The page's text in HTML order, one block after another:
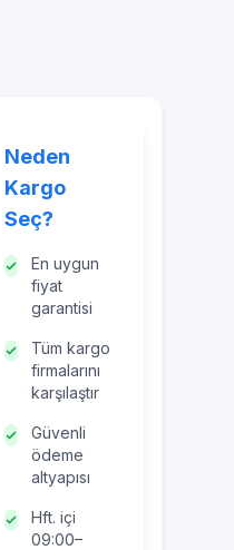
Neden
Kargo
Seç?
En uygun
fiyat
garantisi
Tüm kargo
firmalarını
karşılaştır
Güvenli
ödeme
altyapısı
Hft. içi
09:00–